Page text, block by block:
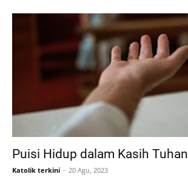
Puisi Hidup dalam Kasih Tuhan
Katolik terkini 20 Agu, 2023